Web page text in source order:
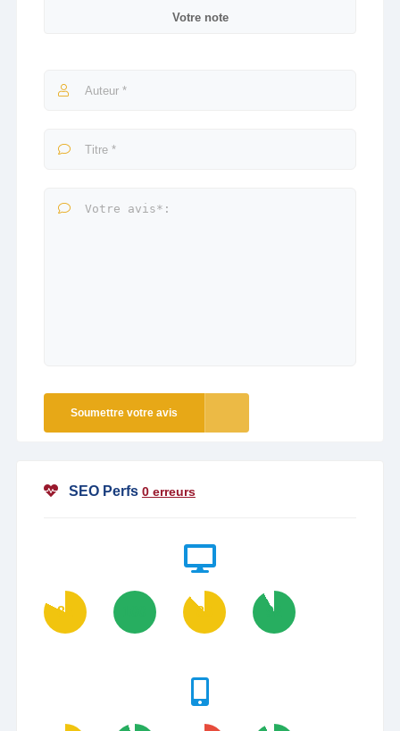
Votre note
Soumettre votre avis
SEO Perfs 0 erreurs
82 88 92